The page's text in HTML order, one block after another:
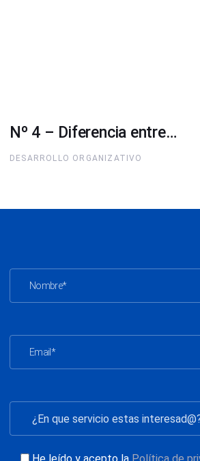
Nº 4 – Diferencia entre…
DESARROLLO ORGANIZATIVO